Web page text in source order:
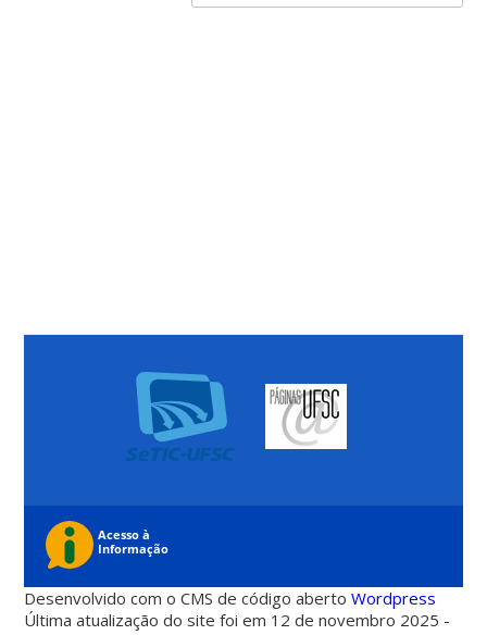
Desenvolvido com o CMS de código abertoWordpress
Última atualização do site foi em 12 de novembro 2025 -